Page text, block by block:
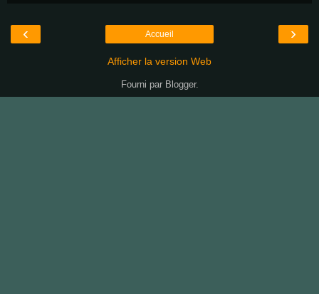
‹ ›
Accueil
Afficher la version Web
Fourni par Blogger.